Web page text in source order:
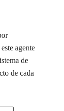
agente
de
de cada